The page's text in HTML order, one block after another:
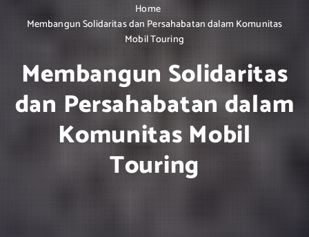
Home
Membangun Solidaritas dan Persahabatan dalam Komunitas
Mobil Touring
Membangun Solidaritas
dan Persahabatan dalam
Komunitas Mobil
Touring